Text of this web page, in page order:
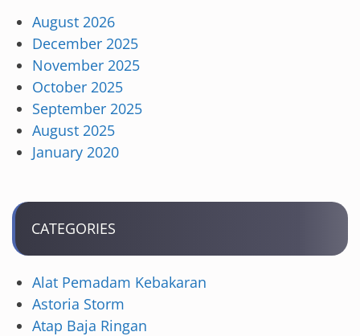
August 2026
December 2025
November 2025
October 2025
September 2025
August 2025
January 2020
CATEGORIES
Alat Pemadam Kebakaran
Astoria Storm
Atap Baja Ringan